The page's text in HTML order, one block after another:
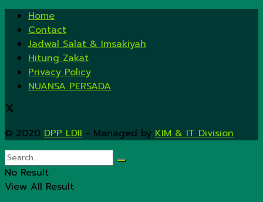
Home
Contact
Jadwal Salat & Imsakiyah
Hitung Zakat
Privacy Policy
NUANSA PERSADA
© 2020 DPP LDII - Managed by KIM & IT Division.
No Result
View All Result